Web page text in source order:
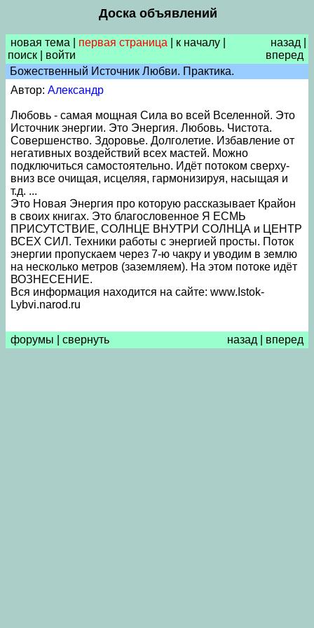
Доска объявлений
новая тема первая страница к началу
поиск
войти
назад
вперед
Божественный Источник Любви. Практика.
Автор: Александр
Любовь - самая мощная Сила во всей Вселенной. Это
Источник энергии. Это Энергия. Любовь. Чистота.
Совершенство. Здоровье. Долголетие. Избавление от
негативных воздействий всех мастей. Можно
подключиться самостоятельно. Идёт потоком сверху-
вниз все очищая, исцеляя, гармонизируя, насыщая и
т.д. ...
Это Новая Энергия про которую рассказывает Крайон
в своих книгах. Это благословенное Я ЕСМЬ
ПРИСУТСТВИЕ, СОЛНЦЕ ВНУТРИ СОЛНЦА и ЦЕНТР
ВСЕХ СИЛ. Техники работы с энергией просты. Поток
энергии пропускаем через 7-ю чакру и уводим в землю
на несколько метров (заземляем). На этом потоке идёт
ВОЗНЕСЕНИЕ.
Вся информация находится на сайте: www.Istok-
Lybvi.narod.ru
форумы свернуть назад вперед